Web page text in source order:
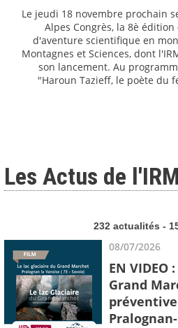
Le jeudi 18 novembre prochain
Alpes Congrès, la 8è
d'aventure scientifique en
Montagnes et Sciences, dont
son lancement. Au
"Haroun Tazieff, le poète du
Les Actus de
232 actualités -
08/07/2026
EN VIDEO
Grand